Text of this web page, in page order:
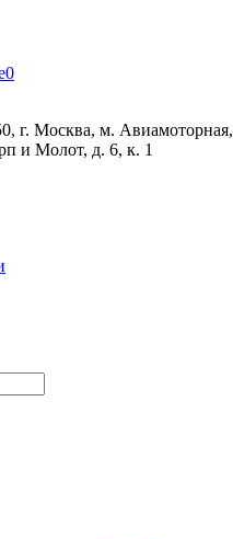
0
г. Москва, м.
и Молот, д. 6, к. 1